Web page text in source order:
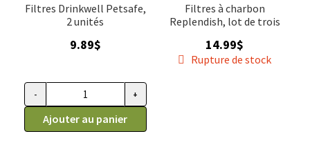
Filtres Drinkwell Petsafe,
2 unités
9.89$
quantité
Filtres
- +
Ajouter au panier
Filtres à charbon
Replendish, lot de trois
14.99$
Rupture de stock